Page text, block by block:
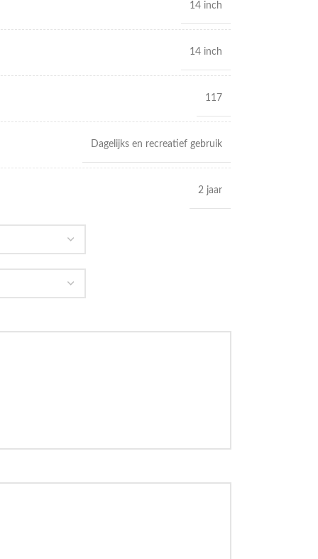
14 inch
14 inch
117
Dagelijks en recreatief gebruik
2 jaar